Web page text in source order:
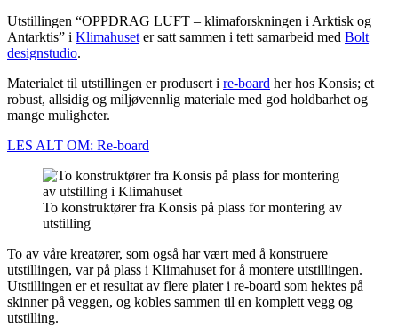
Utstillingen “OPPDRAG LUFT – klimaforskningen i Arktisk og
Antarktis” i Klimahuset er satt sammen i tett samarbeid med Bolt
designstudio.
Materialet til utstillingen er produsert i re-board her hos Konsis; et
robust, allsidig og miljøvennlig materiale med god holdbarhet og
mange muligheter.
LES ALT OM: Re-board
To konstruktører fra Konsis på plass for montering av
utstilling
To av våre kreatører, som også har vært med å konstruere
utstillingen, var på plass i Klimahuset for å montere utstillingen.
Utstillingen er et resultat av flere plater i re-board som hektes på
skinner på veggen, og kobles sammen til en komplett vegg og
utstilling.